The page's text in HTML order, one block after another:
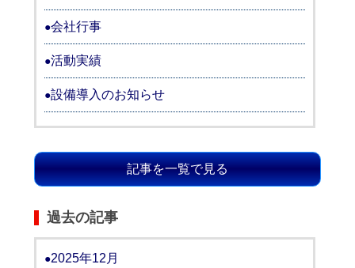
会社行事
活動実績
設備導入のお知らせ
記事を一覧で見る
過去の記事
2025年12月